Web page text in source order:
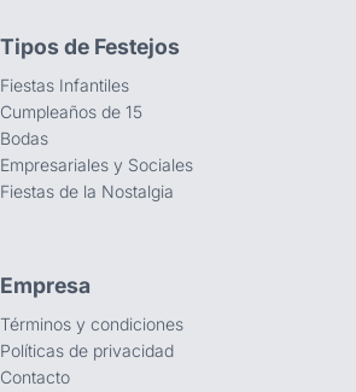
Tipos de Festejos
Fiestas Infantiles
Cumpleaños de 15
Bodas
Empresariales y Sociales
Fiestas de la Nostalgia
Empresa
Términos y condiciones
Políticas de privacidad
Contacto